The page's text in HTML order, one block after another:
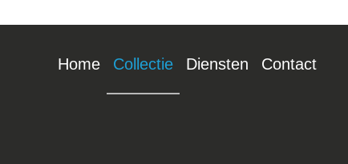
Home Collectie Diensten Contact